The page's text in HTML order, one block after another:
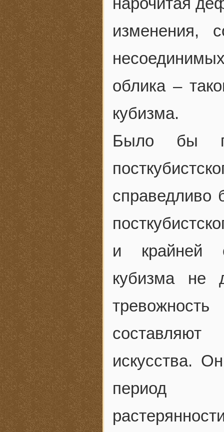
изменения,
облика –
кубизма.
Было бы
справедливо
и крайней
кубизма не
искусства.
период